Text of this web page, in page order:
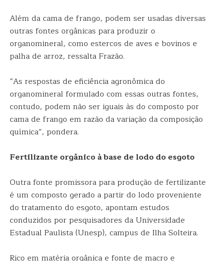
Além da cama de frango, podem ser usadas diversas
outras fontes orgânicas para produzir o
organomineral, como estercos de aves e bovinos e
palha de arroz, ressalta Frazão.
“As respostas de eficiência agronômica do
organomineral formulado com essas outras fontes,
contudo, podem não ser iguais às do composto por
cama de frango em razão da variação da composição
química”, pondera.
Fertilizante orgânico à base de lodo do esgoto
Outra fonte promissora para produção de fertilizante
é um composto gerado a partir do lodo proveniente
do tratamento do esgoto, apontam estudos
conduzidos por pesquisadores da Universidade
Estadual Paulista (Unesp), campus de Ilha Solteira.
Rico em matéria orgânica e fonte de macro e